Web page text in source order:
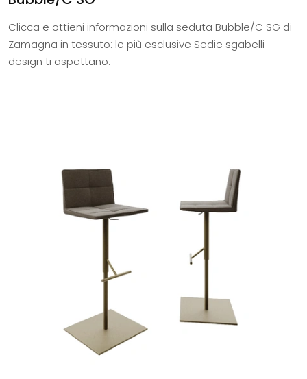
Clicca e ottieni informazioni sulla seduta Bubble/C SG di
Zamagna in tessuto: le più esclusive Sedie sgabelli
design ti aspettano.